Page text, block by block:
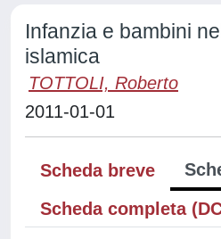
Infanzia e bambini
islamica
TOTTOLI, Roberto
2011-01-01
Scheda breve
Scheda completa